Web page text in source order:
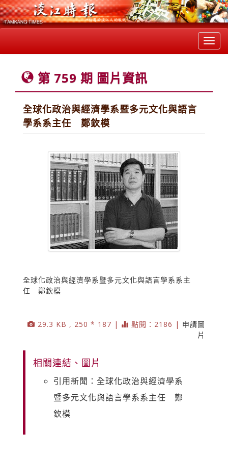
第 759 期 圖片資訊
全球化政治與經濟學系暨多元文化與語言
學系系主任 鄭欽模
全球化政治與經濟學系暨多元文化與語言學系系主
任 鄭欽模
29.3 KB , 250 * 187 | 點閱：2186 | 申請圖
片
相關連結、圖片
引用新聞：全球化政治與經濟學系
暨多元文化與語言學系系主任 鄭
欽模